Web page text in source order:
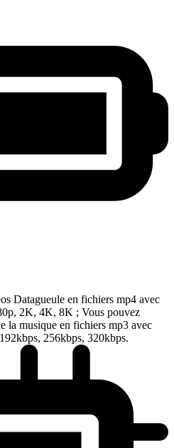
Datagueule en fichiers mp4 avec
2K, 4K, 8K ; Vous pouvez
la musique en fichiers mp3 avec
256kbps, 320kbps.